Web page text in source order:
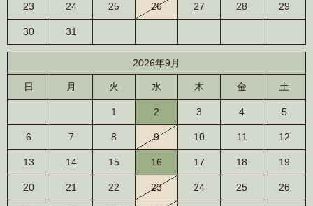
23 24 25 26 27 28 29
30 31
2026年9月
日 月 火 水 木 金 土
1 2 3 4 5
6 7 8 9 10 11 12
13 14 15 16 17 18 19
20 21 22 23 24 25 26